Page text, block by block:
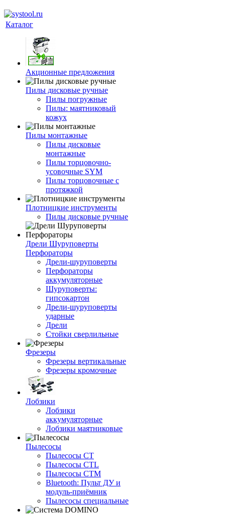
Каталог
Акционные предложения
Пилы дисковые ручные
Пилы погружные
Пилы: маятниковый
кожух
Пилы монтажные
Пилы дисковые
монтажные
Пилы торцовочно-
усовочные SYM
Пилы торцовочные с
протяжкой
Плотницкие инструменты
Пилы дисковые ручные
Дрели Шуруповерты
Перфораторы
Дрели-шуруповерты
Перфораторы
аккумуляторные
Шуруповерты:
гипсокартон
Дрели-шуруповерты
ударные
Дрели
Стойки сверлильные
Фрезеры
Фрезеры вертикальные
Фрезеры кромочные
Лобзики
Лобзики
аккумуляторные
Лобзики маятниковые
Пылесосы
Пылесосы CT
Пылесосы CTL
Пылесосы CTM
Bluetooth: Пульт ДУ и
модуль-приёмник
Пылесосы специальные